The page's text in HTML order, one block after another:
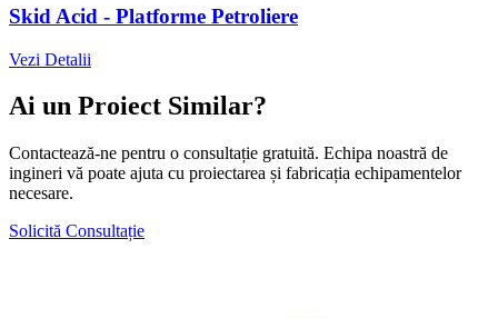
Skid Acid - Platforme Petroliere
Vezi Detalii
Ai un Proiect Similar?
Contactează-ne pentru o consultație gratuită. Echipa noastră de
ingineri vă poate ajuta cu proiectarea și fabricația echipamentelor
necesare.
Solicită Consultație